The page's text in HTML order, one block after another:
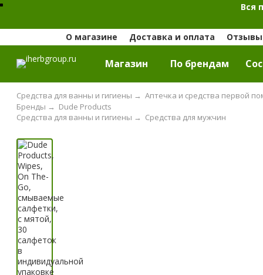
Вся
О магазине Доставка и оплата Отзывы
Магазин По брендам
Средства для ванны и гигиены → Аптечка и средства первой
Dude Products
Бренды →
Средства для мужчин
Средства для ванны и гигиены →